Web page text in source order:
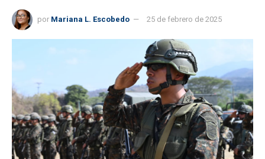
por Mariana L. Escobedo 25 de febrero de 2025